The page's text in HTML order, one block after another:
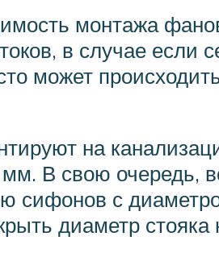
монтажа
в случае если
может
на
В свою очередь,
сифонов с
диаметр стояка